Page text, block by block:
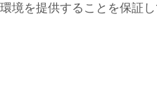
境を提供することを保証し